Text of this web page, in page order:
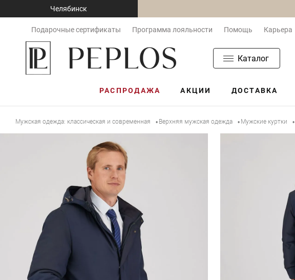
Челябинск
Подарочные сертификаты Программа лояльности Помощь Карьера
Каталог
РАСПРОДАЖА АКЦИИ ДОСТАВКА
Мужская одежда: классическая и современная • Верхняя мужская одежда • Мужские куртки •